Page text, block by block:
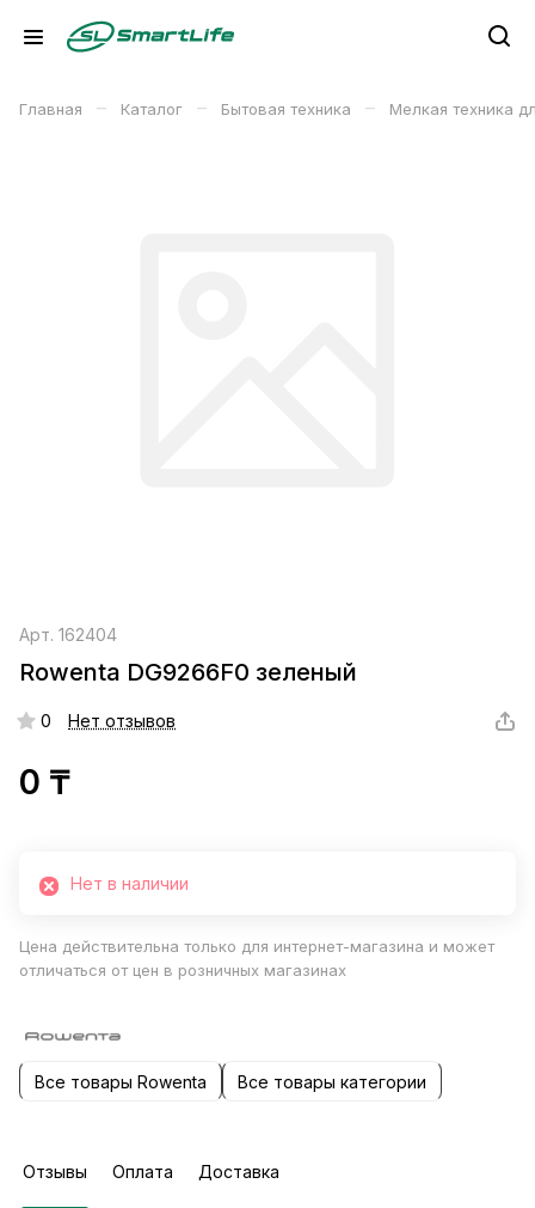
Главная – Каталог – Бытовая техника – Мелкая техника
Арт. 162404
Rowenta DG9266F0 зеленый
0 Нет отзывов
0 ₸
Нет в наличии
Цена действительна только для интернет-магазина и может
отличаться от цен в розничных магазинах
Все товары Rowenta Все товары категории
Отзывы Оплата Доставка